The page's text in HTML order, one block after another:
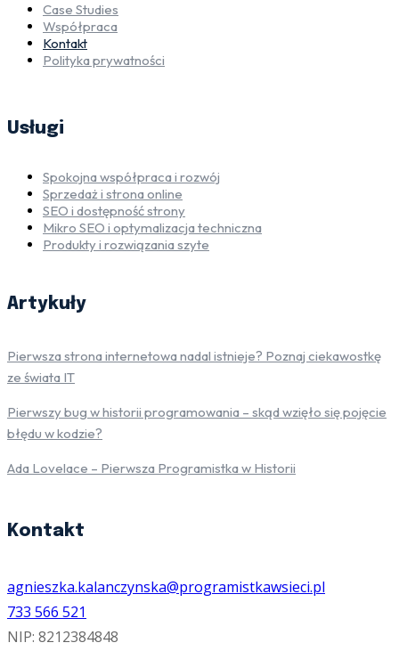
Case Studies
Współpraca
Kontakt
Polityka prywatności
Usługi
Spokojna współpraca i rozwój
Sprzedaż i strona online
SEO i dostępność strony
Mikro SEO i optymalizacja techniczna
Produkty i rozwiązania szyte
Artykuły
Pierwsza strona internetowa nadal istnieje? Poznaj ciekawostkę
ze świata IT
Pierwszy bug w historii programowania – skąd wzięło się pojęcie
błędu w kodzie?
Ada Lovelace – Pierwsza Programistka w Historii
Kontakt
agnieszka.kalanczynska@programistkawsieci.pl
733 566 521
NIP: 8212384848